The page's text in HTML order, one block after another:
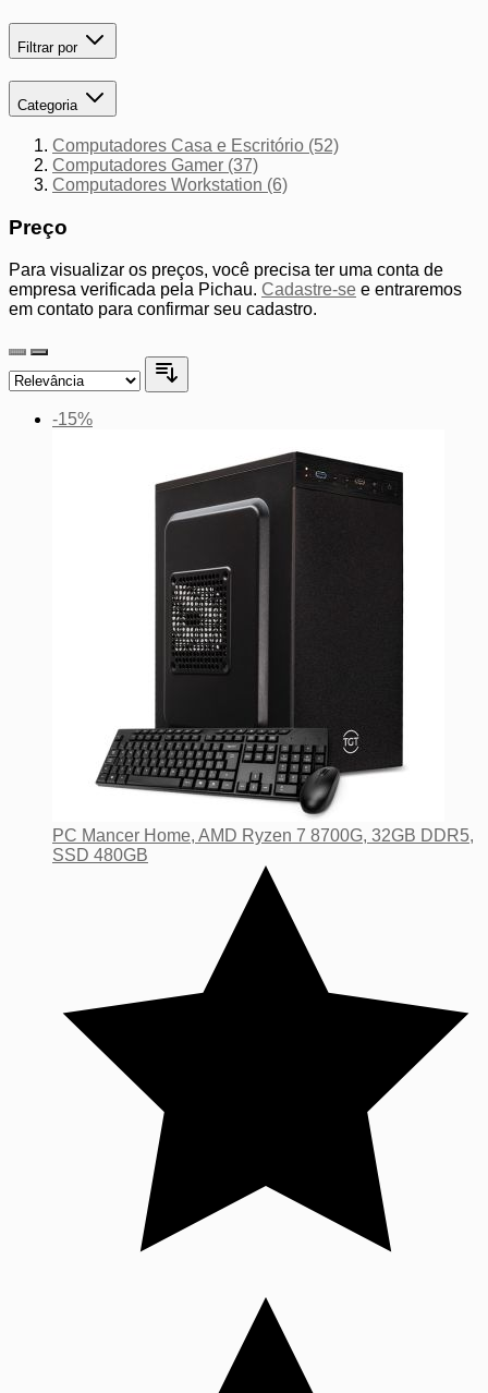
Filtrar por
Pular para a lista de produtos
Categoria
filtro
Computadores Casa e Escritório (52)
Computadores Gamer (37)
Computadores Workstation (6)
Preço
Para visualizar os preços, você precisa ter uma conta de
empresa verificada pela Pichau. Cadastre-se e entraremos
em contato para confirmar seu cadastro.
-15%
PC Mancer Home, AMD Ryzen 7 8700G, 32GB DDR5,
SSD 480GB